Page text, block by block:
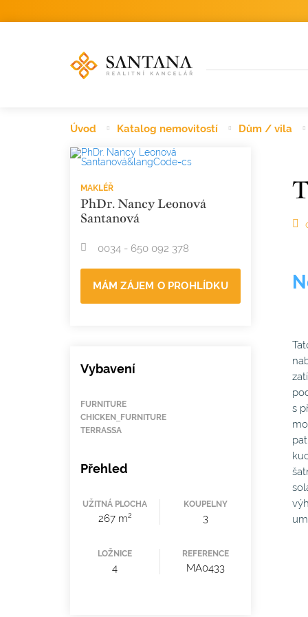
Úvod Katalog nemovitostí Dům / vila
s
MAKLÉŘ
PhDr. Nancy Leonová
Santanová
0034 - 650 092 378
MÁM ZÁJEM O PROHLÍDKU
Vybavení
FURNITURE
CHICKEN_FURNITURE
TERRASSA
Přehled
UŽITNÁ PLOCHA
267 m2
KOUPELNY
3
LOŽNICE
4
REFERENCE
MA0433